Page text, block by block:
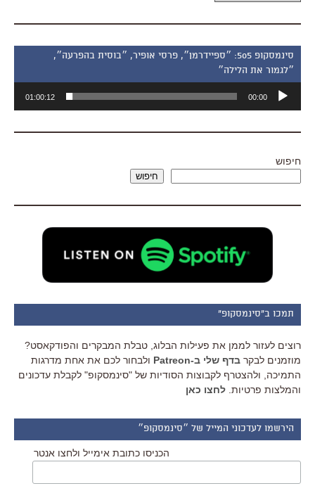
סינמסקופ 505: ״ספיידרמן״, פרסי אופיר, ״בוסית בהפרעה״,
״לגמור את הלילה״
אודיו
00:00
01:00:12
חיפוש
חיפוש
תמכו ב"סינמסקופ"
רוצים לעזור לממן את פעילות הבלוג, טבלת המבקרים והפודקאסט?
מוזמנים לבקר בדף שלי ב-Patreon
ולבחור לכם את אחת מדרגות
התמיכה, ולהצטרף לקבוצות הסודיות של "סינמסקופ" לקבלת עדכונים
והמלצות פרטיות. לחצו כאן
הירשמו לעדכוני המייל של ״סינמסקופ״
הכניסו כתובת אימייל ולחצו אנטר